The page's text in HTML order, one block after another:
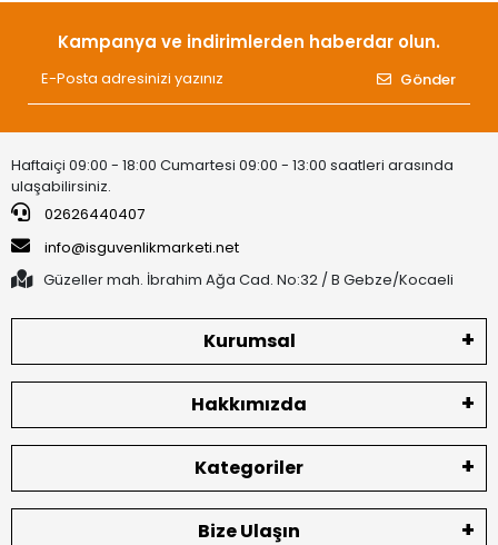
Kampanya ve indirimlerden haberdar olun.
Gönder
Haftaiçi 09:00 - 18:00 Cumartesi 09:00 - 13:00 saatleri arasında
ulaşabilirsiniz.
02626440407
info@isguvenlikmarketi.net
Güzeller mah. İbrahim Ağa Cad. No:32 / B Gebze/Kocaeli
Kurumsal
Hakkımızda
Kategoriler
Bize Ulaşın